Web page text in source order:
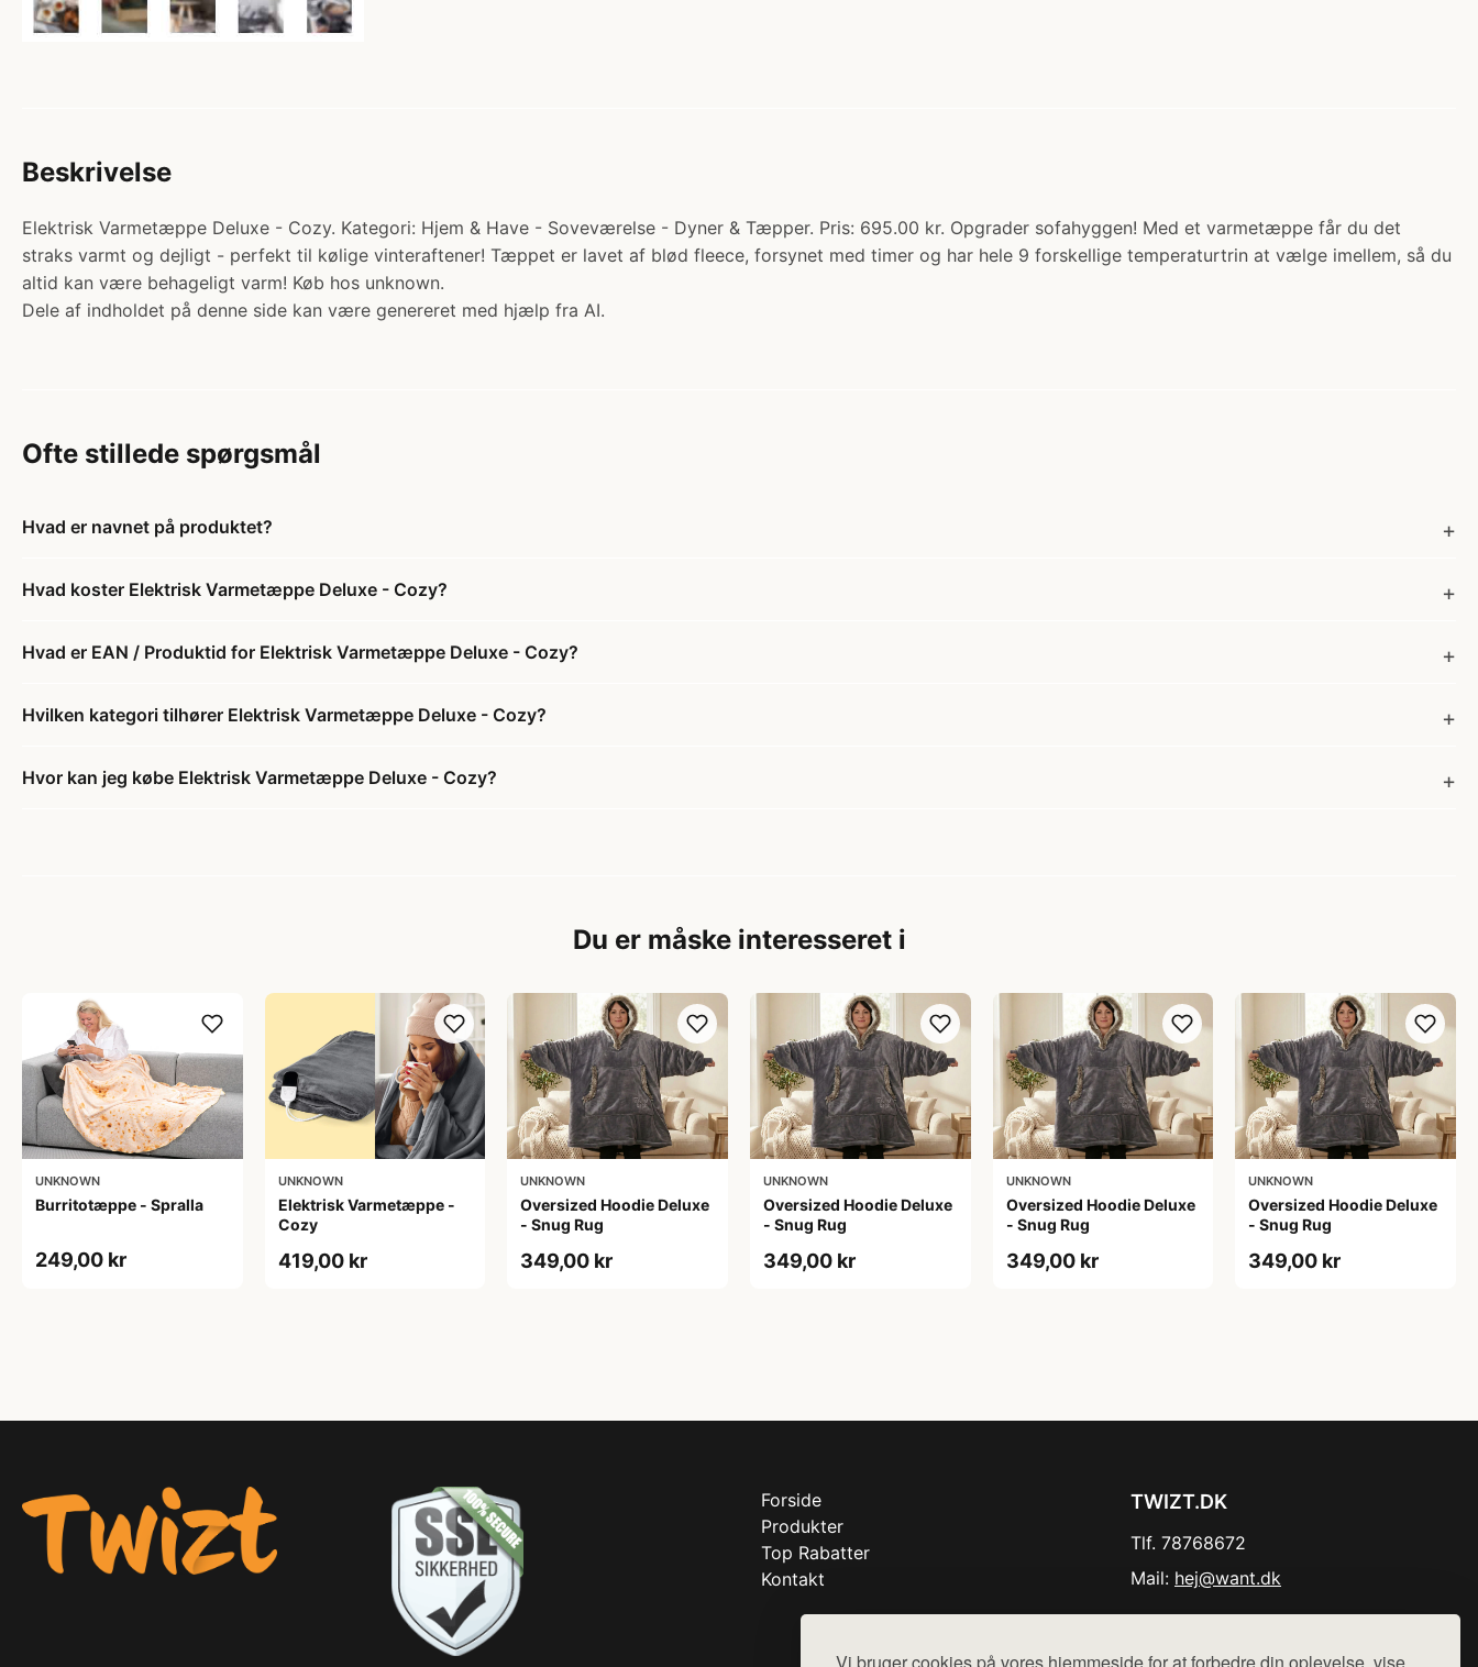
Beskrivelse
Elektrisk Varmetæppe Deluxe - Cozy. Kategori: Hjem & Have - Soveværelse - Dyner & Tæpper. Pris: 695.00 kr. Opgrader sofahyggen! Med et varmetæppe får du det
straks varmt og dejligt - perfekt til kølige vinteraftener! Tæppet er lavet af blød fleece, forsynet med timer og har hele 9 forskellige temperaturtrin at vælge imellem, så du
altid kan være behageligt varm! Køb hos unknown.
Dele af indholdet på denne side kan være genereret med hjælp fra AI.
Ofte stillede spørgsmål
Hvad er navnet på produktet?
Hvad koster Elektrisk Varmetæppe Deluxe - Cozy?
Hvad er EAN / Produktid for Elektrisk Varmetæppe Deluxe - Cozy?
Hvilken kategori tilhører Elektrisk Varmetæppe Deluxe - Cozy?
Hvor kan jeg købe Elektrisk Varmetæppe Deluxe - Cozy?
Du er måske interesseret i
UNKNOWN
Burritotæppe - Spralla
249,00 kr
UNKNOWN
Elektrisk Varmetæppe -
Cozy
419,00 kr
UNKNOWN
Oversized Hoodie Deluxe
- Snug Rug
349,00 kr
UNKNOWN
Oversized Hoodie Deluxe
- Snug Rug
349,00 kr
UNKNOWN
Oversized Hoodie Deluxe
- Snug Rug
349,00 kr
UNKNOWN
Oversized Hoodie Deluxe
- Snug Rug
349,00 kr
Forside
Produkter
Top Rabatter
Kontakt
TWIZT.DK
Tlf. 78768672
Mail: hej@want.dk